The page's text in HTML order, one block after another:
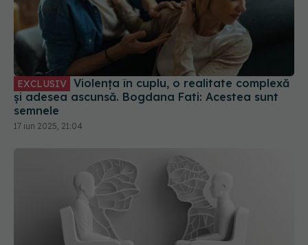
EXCLUSIV
și adesea ascunsă. Bogdana Fati: Acestea sunt
semnele
17 iun 2025, 21:04